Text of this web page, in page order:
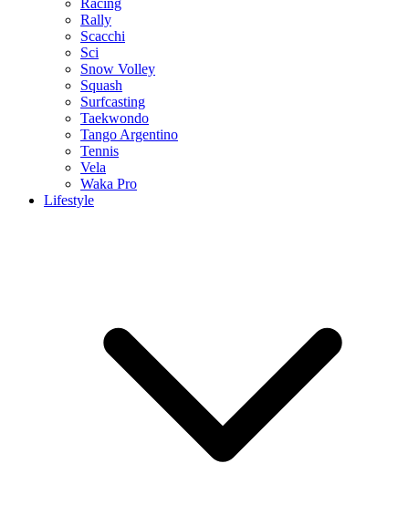
Racing
Rally
Scacchi
Sci
Snow Volley
Squash
Surfcasting
Taekwondo
Tango Argentino
Tennis
Vela
Waka Pro
Lifestyle